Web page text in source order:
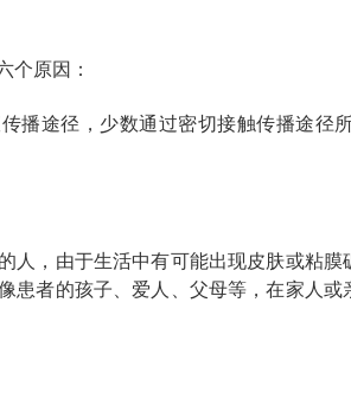
个原因：
播途径，少数通过密切接触传播途径
人，由于生活中有可能出现皮肤或粘
患者的孩子、爱人、父母等，在家人